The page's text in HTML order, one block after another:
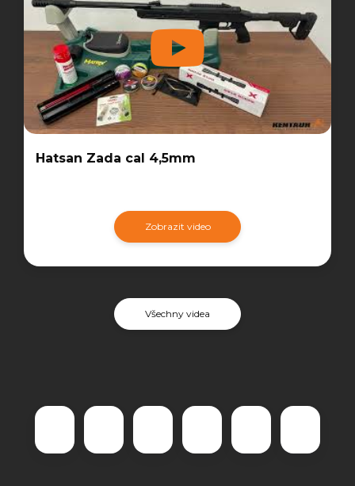
Hatsan Zada cal 4,5mm
Zobrazit video
Všechny videa